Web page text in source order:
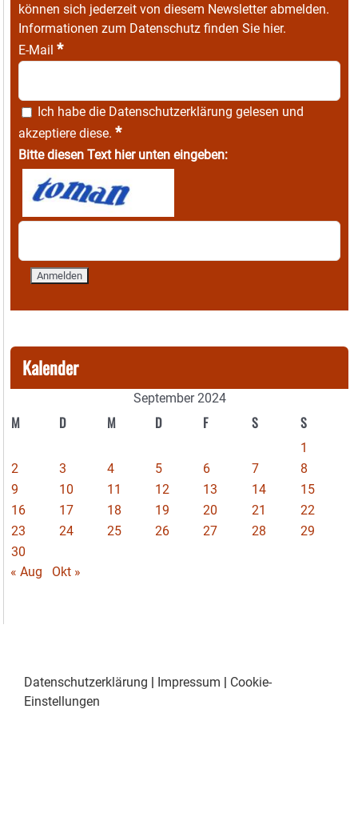
können sich jederzeit von diesem Newsletter abmelden.
Informationen zum Datenschutz finden Sie hier.
E-Mail *
Ich habe die Datenschutzerklärung gelesen und
akzeptiere diese. *
Bitte diesen Text hier unten eingeben:
Kalender
September 2024
M D M D F S S
1
2
3 4 5 6 7
8
9
10 11 12 13 14
15
16
17 18 19 20 21
22
23
24 25 26 27 28
29
30
« Aug
Okt »
Datenschutzerklärung | Impressum | Cookie-
Einstellungen